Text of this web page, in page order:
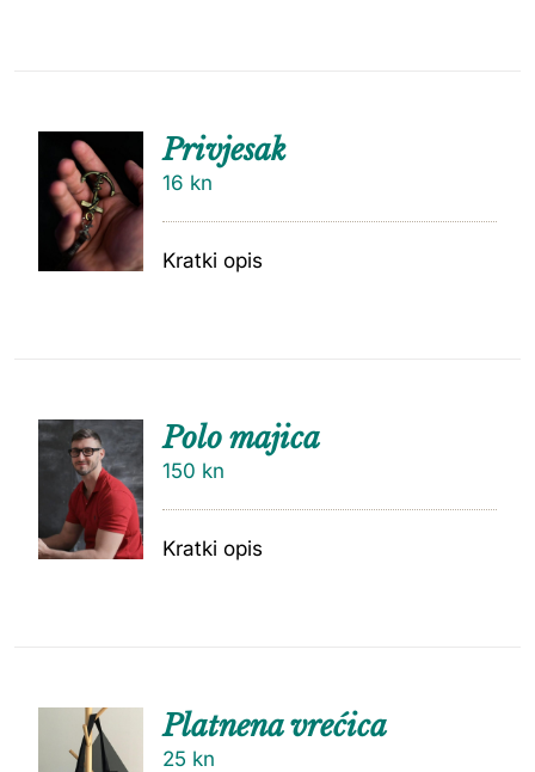
DODAJ
U
KOŠARI
CU
Privjesak
16 kn
Kratki opis
DODAJ
U
KOŠARI
Polo majica
150 kn
Kratki opis
DODAJ
Platnena vrećica
25 kn